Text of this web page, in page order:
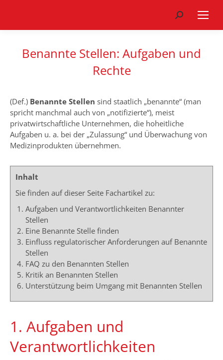
Search:
Benannte Stellen: Aufgaben und
Rechte
(Def.) Benannte Stellen sind staatlich „benannte“ (man
spricht manchmal auch von „notifizierte“), meist
privatwirtschaftliche Unternehmen, die hoheitliche
Aufgaben u. a. bei der „Zulassung“ und Überwachung von
Medizinprodukten übernehmen.
Inhalt
Sie finden auf dieser Seite Fachartikel zu:
Aufgaben und Verantwortlichkeiten Benannter
Stellen
Eine Benannte Stelle finden
Einfluss regulatorischer Anforderungen auf Benannte
Stellen
FAQ zu den Benannten Stellen
Kritik an Benannten Stellen
Unterstützung beim Umgang mit Benannten Stellen
1. Aufgaben und
Verantwortlichkeiten